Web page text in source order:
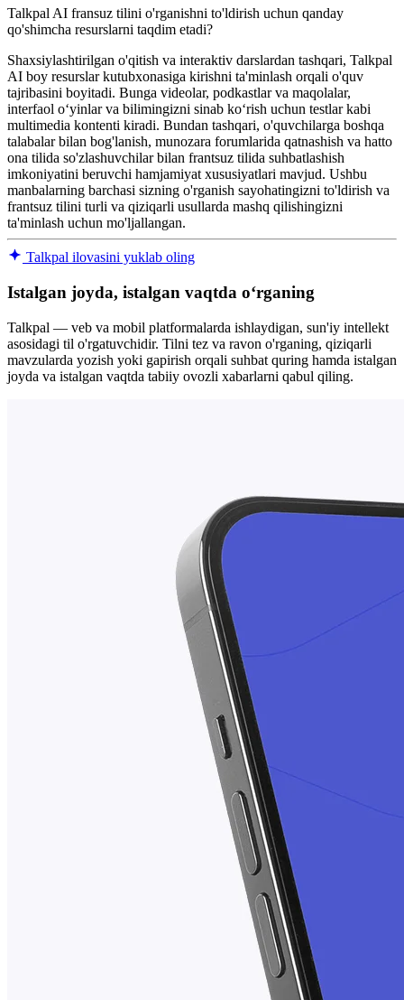
Talkpal AI fransuz tilini o'rganishni to'ldirish uchun qanday
qo'shimcha resurslarni taqdim etadi?
Shaxsiylashtirilgan o'qitish va interaktiv darslardan tashqari, Talkpal
AI boy resurslar kutubxonasiga kirishni ta'minlash orqali o'quv
tajribasini boyitadi. Bunga videolar, podkastlar va maqolalar,
interfaol oʻyinlar va bilimingizni sinab koʻrish uchun testlar kabi
multimedia kontenti kiradi. Bundan tashqari, o'quvchilarga boshqa
talabalar bilan bog'lanish, munozara forumlarida qatnashish va hatto
ona tilida so'zlashuvchilar bilan frantsuz tilida suhbatlashish
imkoniyatini beruvchi hamjamiyat xususiyatlari mavjud. Ushbu
manbalarning barchasi sizning o'rganish sayohatingizni to'ldirish va
frantsuz tilini turli va qiziqarli usullarda mashq qilishingizni
ta'minlash uchun mo'ljallangan.
Talkpal ilovasini yuklab oling
Istalgan joyda, istalgan vaqtda oʻrganing
Talkpal — veb va mobil platformalarda ishlaydigan, sun'iy intellekt
asosidagi til o'rgatuvchidir. Tilni tez va ravon o'rganing, qiziqarli
mavzularda yozish yoki gapirish orqali suhbat quring hamda istalgan
joyda va istalgan vaqtda tabiiy ovozli xabarlarni qabul qiling.